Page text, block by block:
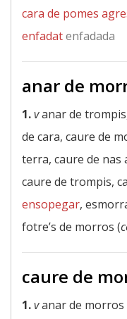
cara de pomes
enfadatenfadada
anar de
1.vanar de
de cara, caure de
terra, caure de nas
caure de trompis,
ensopegar,
fotre’s de morros (
caure de
1.vanar de morros